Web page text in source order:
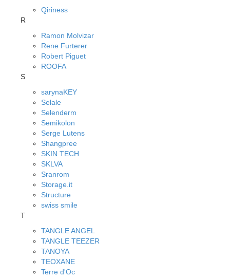
Qiriness
R
Ramon Molvizar
Rene Furterer
Robert Piguet
ROOFA
S
sarynaKEY
Selale
Selenderm
Semikolon
Serge Lutens
Shangpree
SKIN TECH
SKLVA
Sranrom
Storage.it
Structure
swiss smile
T
TANGLE ANGEL
TANGLE TEEZER
TANOYA
TEOXANE
Terre d'Oc